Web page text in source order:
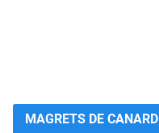
MAGRETS DE CANARD